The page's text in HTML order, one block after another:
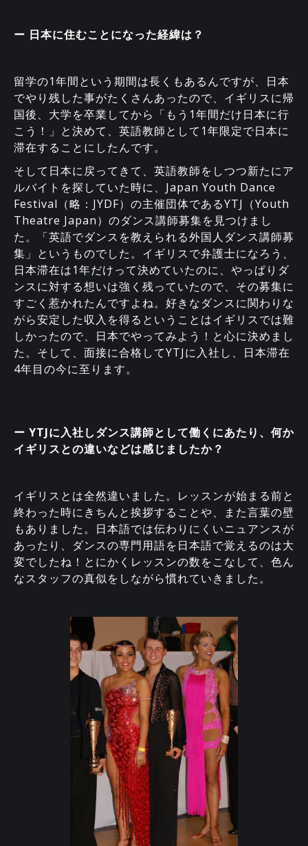
ー 日本に住むことになった経緯は？
留学の1年間という期間は長くもあるんですが、日本
でやり残した事がたくさんあったので、イギリスに帰
国後、大学を卒業してから「もう1年間だけ日本に行
こう！」と決めて、英語教師として1年限定で日本に
滞在することにしたんです。
そして日本に戻ってきて、英語教師をしつつ新たにア
ルバイトを探していた時に、Japan Youth Dance
Festival（略：JYDF）の主催団体であるYTJ（Youth
Theatre Japan）のダンス講師募集を見つけまし
た。「英語でダンスを教えられる外国人ダンス講師募
集」というものでした。イギリスで弁護士になろう、
日本滞在は1年だけって決めていたのに、やっぱりダ
ンスに対する想いは強く残っていたので、その募集に
すごく惹かれたんですよね。好きなダンスに関わりな
がら安定した収入を得るということはイギリスでは難
しかったので、日本でやってみよう！と心に決めまし
た。そして、面接に合格してYTJに入社し、日本滞在
4年目の今に至ります。
ー YTJに入社しダンス講師として働くにあたり、何か
イギリスとの違いなどは感じましたか？
イギリスとは全然違いました。レッスンが始まる前と
終わった時にきちんと挨拶することや、また言葉の壁
もありました。日本語では伝わりにくいニュアンスが
あったり、ダンスの専門用語を日本語で覚えるのは大
変でしたね！とにかくレッスンの数をこなして、色ん
なスタッフの真似をしながら慣れていきました。